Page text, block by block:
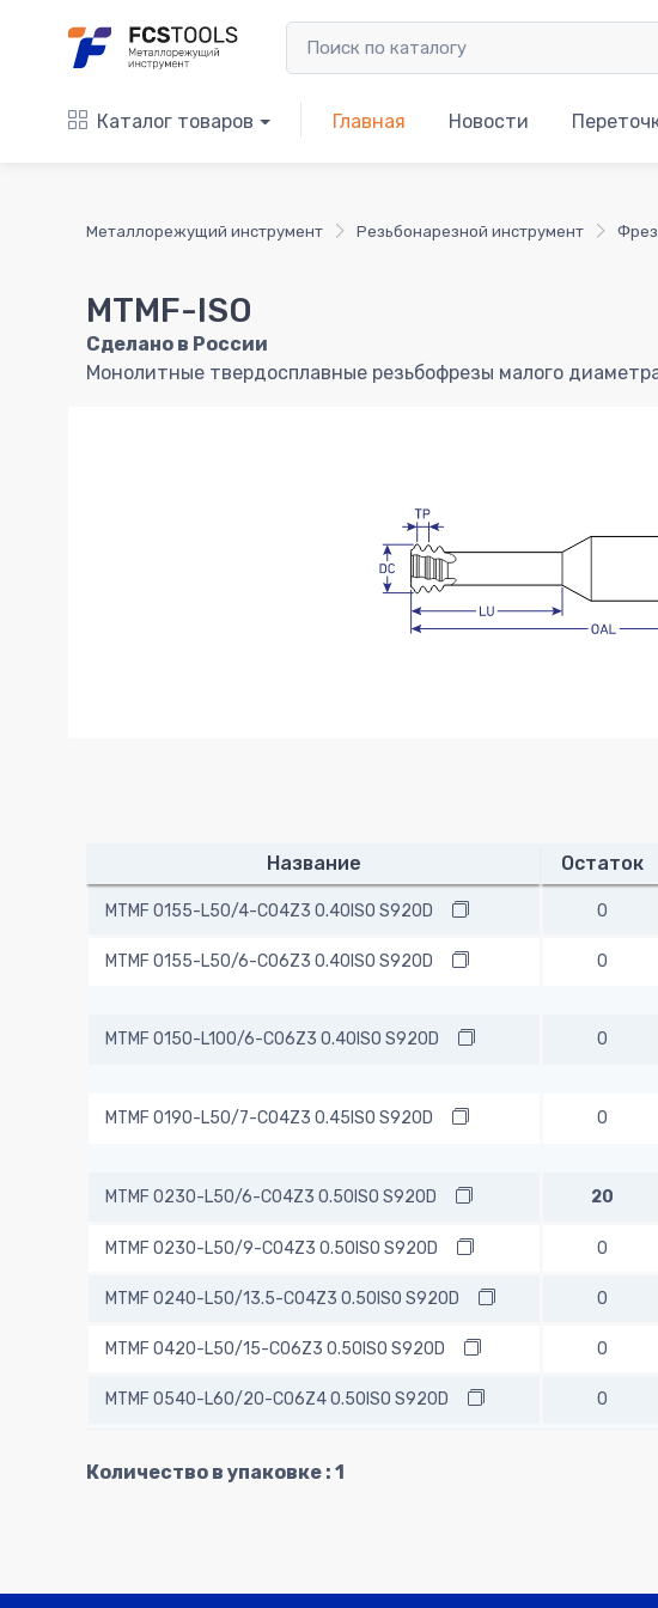
Каталог товаров Главная Новости
Металлорежущий инструмент Резьбонарезной инструмент
MTMF-ISO
Сделано в России
Монолитные твердосплавные резьбофрезы малого
Название Остаток
MTMF 0155-L50/4-C04Z3 0.40ISO S920D 0
MTMF 0155-L50/6-C06Z3 0.40ISO S920D 0
MTMF 0150-L100/6-C06Z3 0.40ISO S920D 0
MTMF 0190-L50/7-C04Z3 0.45ISO S920D 0
MTMF 0230-L50/6-C04Z3 0.50ISO S920D 20
MTMF 0230-L50/9-C04Z3 0.50ISO S920D 0
MTMF 0240-L50/13.5-C04Z3 0.50ISO S920D 0
MTMF 0420-L50/15-C06Z3 0.50ISO S920D 0
MTMF 0540-L60/20-C06Z4 0.50ISO S920D 0
MTMF 0240-L100/9-C06Z3 0.50ISO S920D
Количество в упаковке : 1